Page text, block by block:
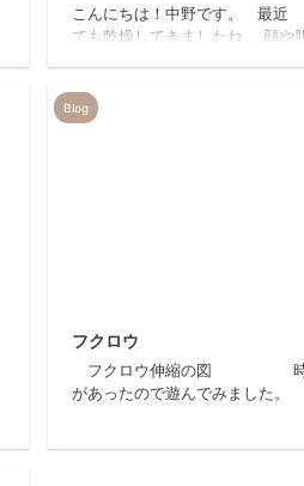
こんにちは！中野です。 最近
ても乾燥してきましたね。 顔や
パックを はじめましたヾ(≧▽≦)
用のロウ（パラフィン）で パッ
Blog
フクロウ
フクロウ伸縮の図 時
があったので遊んでみました。